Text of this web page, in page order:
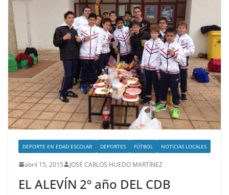
DEPORTE EN EDAD ESCOLAR DEPORTES FÚTBOL NOTICIAS LOCALES
abril 15, 2015 JOSÉ CARLOS HUEDO MARTÍNEZ
EL ALEVÍN 2º año DEL CDB